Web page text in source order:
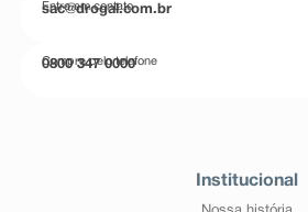
Entre em contato
sac@drogal.com.br
Compre pelo telefone
0800 347 0000
Institucional